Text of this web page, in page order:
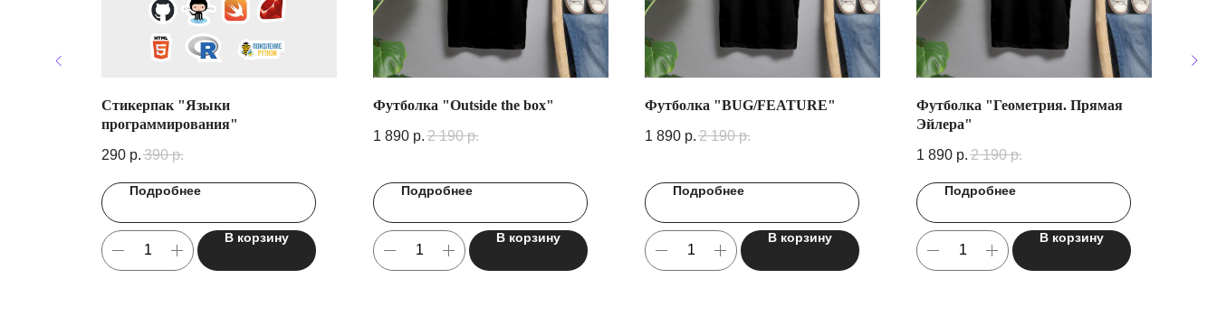
Стикерпак "Языки
программирования"
290 р. 390 р.
Подробнее
В корзину
Футболка "Outside the box"
1 890 р. 2 190 р.
Подробнее
В корзину
Футболка "BUG/FEATURE"
1 890 р. 2 190 р.
Подробнее
В корзину
Футболка "Геометрия. Прямая
Эйлера"
1 890 р. 2 190 р.
Подробнее
В корзину